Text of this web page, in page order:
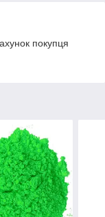
покупця